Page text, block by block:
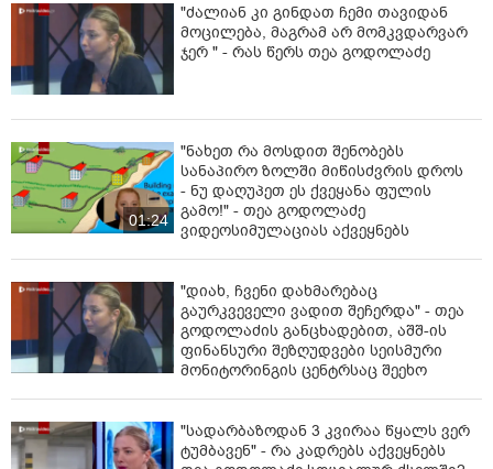
"ძალიან კი გინდათ ჩემი თავიდან
მოცილება, მაგრამ არ მომკვდარვარ
ჯერ " - რას წერს თეა გოდოლაძე
01:24
"ნახეთ რა მოსდით შენობებს
სანაპირო ზოლში მიწისძვრის დროს
- ნუ დაღუპეთ ეს ქვეყანა ფულის
გამო!" - თეა გოდოლაძე
ვიდეოსიმულაციას აქვეყნებს
"დიახ, ჩვენი დახმარებაც
გაურკვეველი ვადით შეჩერდა" - თეა
გოდოლაძის განცხადებით, აშშ-ის
ფინანსური შეზღუდვები სეისმური
მონიტორინგის ცენტრსაც შეეხო
"სადარბაზოდან 3 კვირაა წყალს ვერ
ტუმბავენ" - რა კადრებს აქვეყნებს